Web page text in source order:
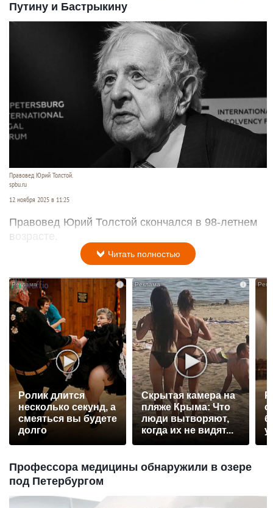
Путину и Бастрыкину
Правовед Юрий Толстой.
spbu.ru
12 ноября 2025 в 11:25
Правовед Юрий Толстой скончался в 98-летнем
возрасте.
Читать полностью
Ролик длится
несколько секунд, а
смеяться вы будете
долго
i
Скрытая камера на
пляже Крыма: Что
люди вытворяют,
когда их не видят...
Профессора медицины обнаружили в озере
под Петербургом